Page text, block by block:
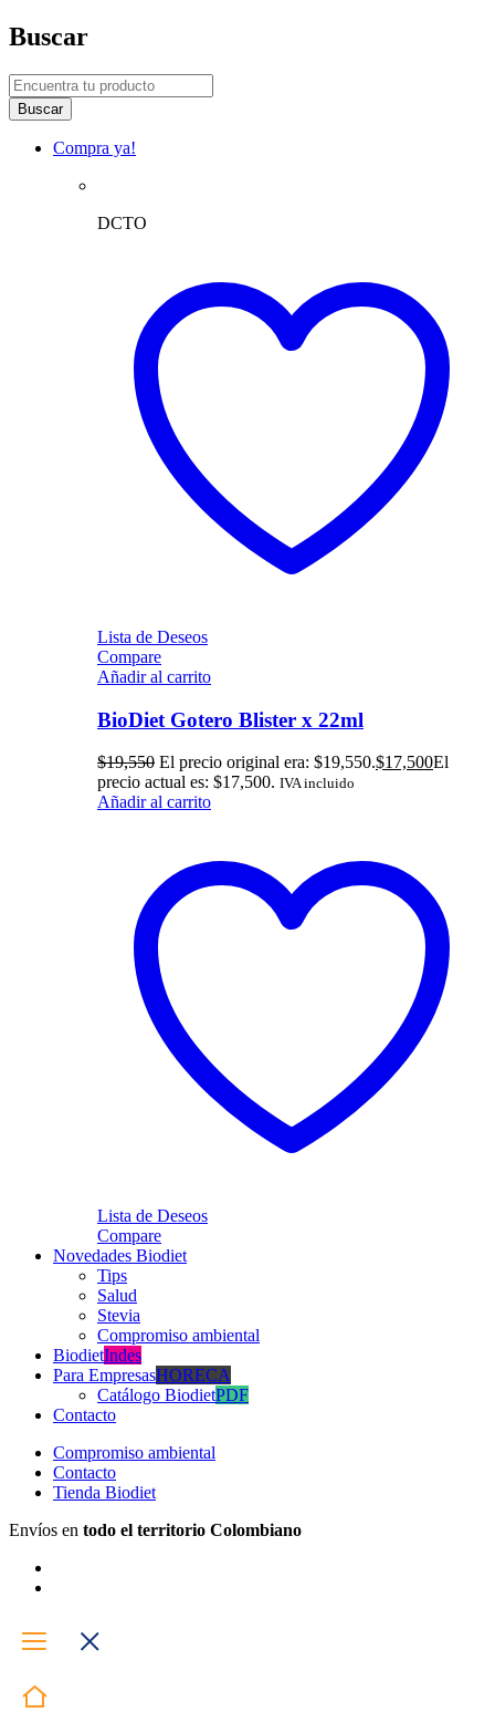
Buscar
Compra ya!
DCTO
Lista de Deseos
Compare
Añadir al carrito
BioDiet Gotero Blister x 22ml
$19,550 El precio original era: $19,550.$17,500El
precio actual es: $17,500. IVA incluido
Añadir al carrito
Lista de Deseos
Compare
Novedades Biodiet
Tips
Salud
Stevia
Compromiso ambiental
BiodietIndes
Para EmpresasHORECA
Catálogo BiodietPDF
Contacto
Compromiso ambiental
Contacto
Tienda Biodiet
Envíos en todo el territorio Colombiano